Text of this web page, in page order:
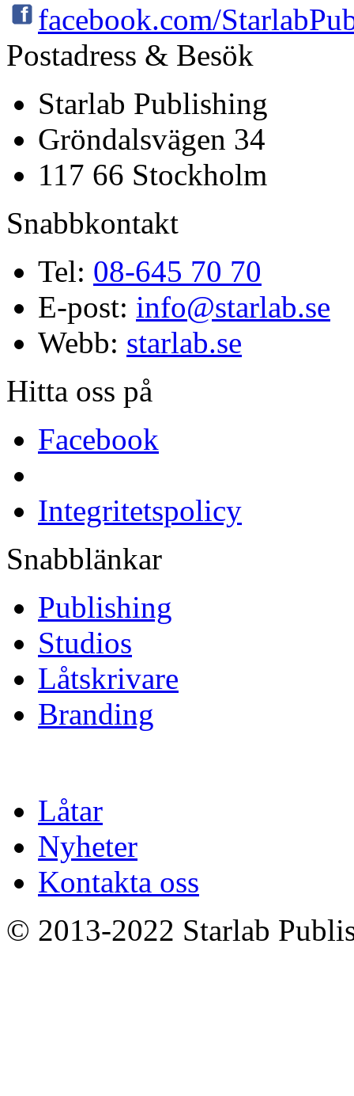
facebook.com/
Postadress & Besök
Starlab Publishing
Gröndalsvägen 34
117 66 Stockholm
Snabbkontakt
Tel: 08-645 70 70
E-post: info@starlab.se
Webb: starlab.se
Hitta oss på
Facebook
Integritetspolicy
Snabblänkar
Publishing
Studios
Låtskrivare
Branding
Låtar
Nyheter
Kontakta oss
© 2013-2022 Starlab